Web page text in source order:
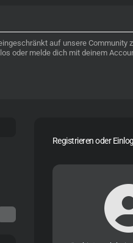
auf unsere Community
oder melde dich mit deinem
Registrieren oder